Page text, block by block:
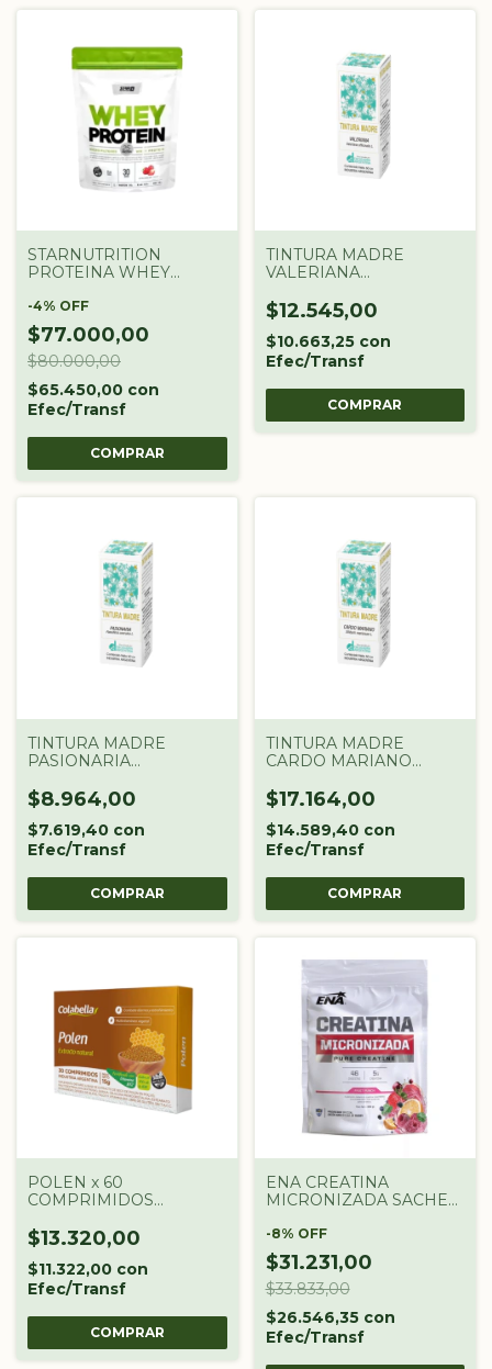
STARNUTRITION
PROTEINA WHEY
Lb FRUTILLA
-4% OFF
$77.000,00
$80.000,00
$65.450,00 con
Efec/Transf
TINTURA MADRE
VALERIANA
ARGENTINA X 60 CC
$12.545,00
$10.663,25 con
Efec/Transf
TINTURA MADRE
PASIONARIA
ARGENTINA X 60 CC
$8.964,00
$7.619,40 con
Efec/Transf
TINTURA MADRE
CARDO MARIANO
ARGENTINA X 60 CC
$17.164,00
$14.589,40 con
Efec/Transf
POLEN x 60
COMPRIMIDOS
$13.320,00
$11.322,00 con
Efec/Transf
ENA CREATINA
MICRONIZADA SACHET
-8% OFF
$31.231,00
$33.833,00
$26.546,35 con
Efec/Transf